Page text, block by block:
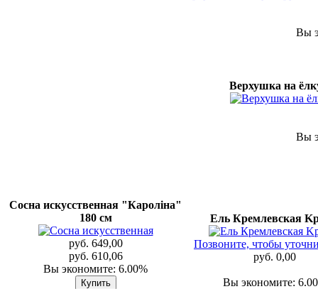
Вы
Верхушка на
Вы
Сосна искусственная "Каролiна"
180 см
руб. 649,00
руб. 610,06
Вы экономите: 6.00%
Ель Кремлевская
Позвоните, чтобы
руб. 0,00
Вы экономите: